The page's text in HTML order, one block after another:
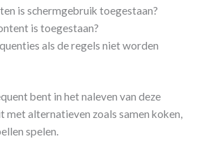
is schermgebruik toegestaan?
is toegestaan?
als de regels niet worden
bent in het naleven van deze
met alternatieven zoals samen koken,
spelen.